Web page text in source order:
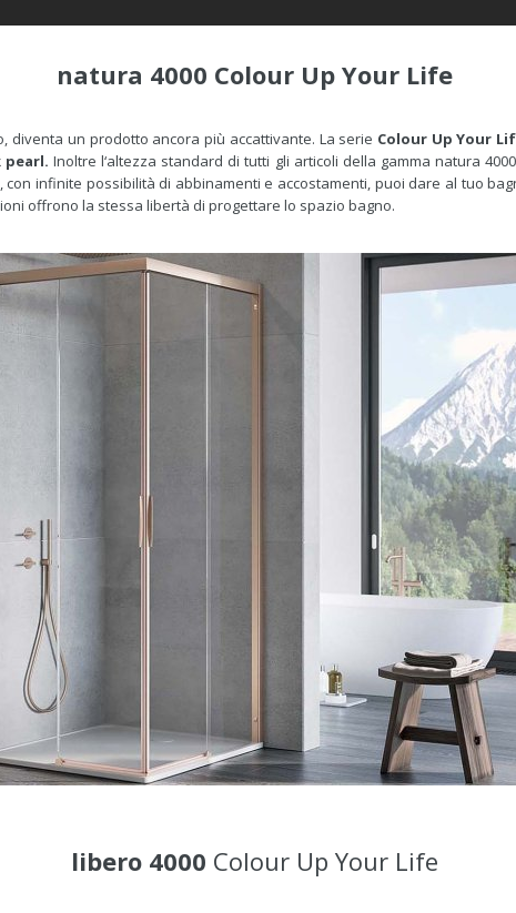
natura 4000 Colour Up Your Life
diventa un prodotto ancora più accattivante. La serie Colour Up Your
pearl. Inoltre l‘altezza standard di tutti gli articoli della gamma natura
con infinite possibilità di abbinamenti e accostamenti, puoi dare al tuo
offrono la stessa libertà di progettare lo spazio bagno.
libero 4000 Colour Up Your Life